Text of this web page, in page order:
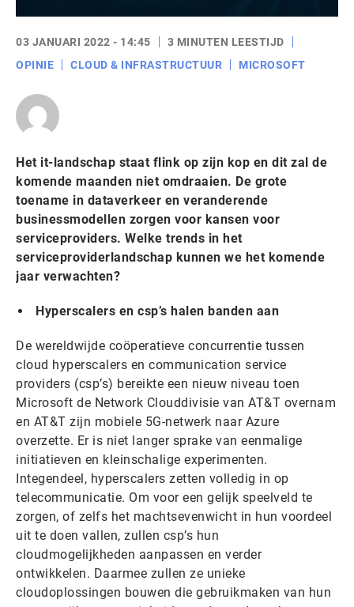
03 JANUARI 2022 - 14:45
3 MINUTEN LEESTIJD
OPINIE
CLOUD & INFRASTRUCTUUR MICROSOFT
Het it-landschap staat flink op zijn kop en dit zal de
komende maanden niet omdraaien. De grote
toename in dataverkeer en veranderende
businessmodellen zorgen voor kansen voor
serviceproviders. Welke trends in het
serviceproviderlandschap kunnen we het komende
jaar verwachten?
Hyperscalers en csp’s halen banden aan
De wereldwijde coöperatieve concurrentie tussen
cloud hyperscalers en communication service
providers (csp’s) bereikte een nieuw niveau toen
Microsoft de Network Clouddivisie van AT&T overnam
en AT&T zijn mobiele 5G-netwerk naar Azure
overzette. Er is niet langer sprake van eenmalige
initiatieven en kleinschalige experimenten.
Integendeel, hyperscalers zetten volledig in op
telecommunicatie. Om voor een gelijk speelveld te
zorgen, of zelfs het machtsevenwicht in hun voordeel
uit te doen vallen, zullen csp’s hun
cloudmogelijkheden aanpassen en verder
ontwikkelen. Daarmee zullen ze unieke
cloudoplossingen bouwen die gebruikmaken van hun